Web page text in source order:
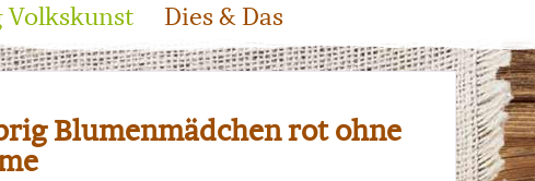
Dies & Das
Blumenmädchen rot ohne